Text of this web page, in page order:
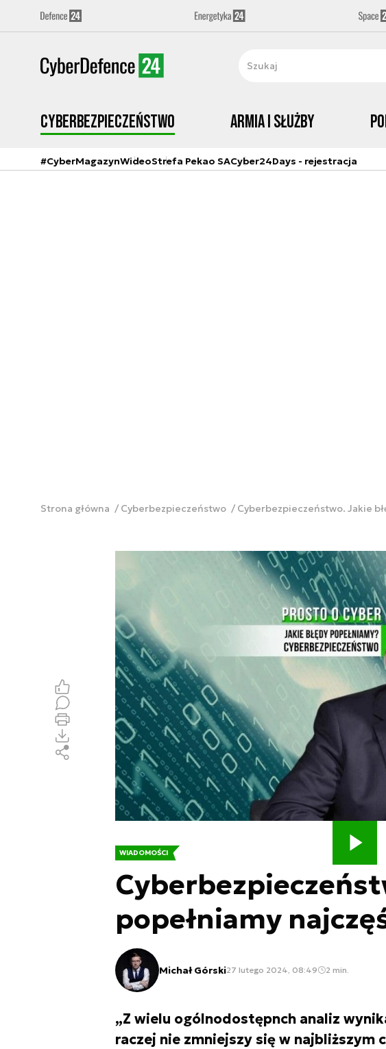
Cyberbezpieczeństwo Armia i Służby
#CyberMagazynWideoStrefa Pekao SACyber24Days - rejestracja
Strona główna Cyberbezpieczeństwo Cyberbezpieczeństwo. Jakie
WIADOMOŚCI
popełniamy
Michał Górski27 lutego 2024, 08:49 2 min.
„Z wielu ogólnodostępnch analiz
raczej nie zmniejszy się w najbliższym